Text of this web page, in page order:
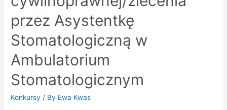
przez Asystentkę
Stomatologiczną w
Ambulatorium
Stomatologicznym
Konkursy / By Ewa Kwas